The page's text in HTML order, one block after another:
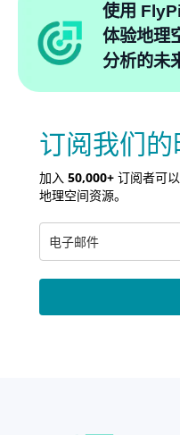
使用
体验地理
分析的未
订阅我们
加入 50,000+ 订阅者可
地理空间资源。